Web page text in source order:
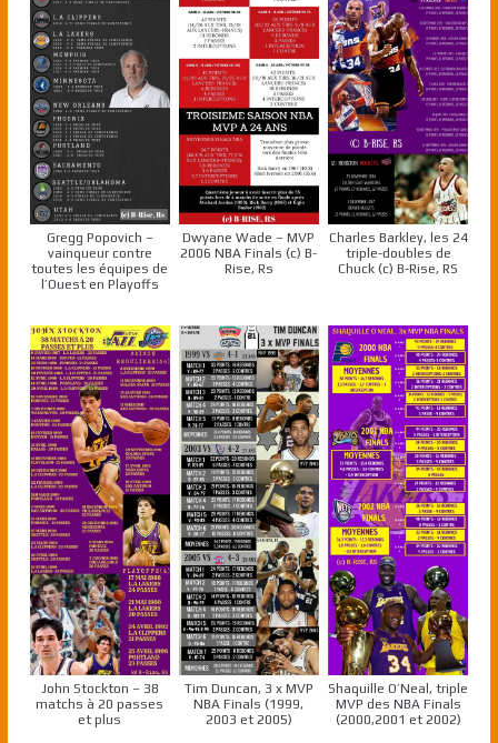
Gregg Popovich –
vainqueur contre
toutes les équipes de
l’Ouest en Playoffs
Dwyane Wade – MVP
2006 NBA Finals (c) B-
Rise, Rs
Charles Barkley, les 24
triple-doubles de
Chuck (c) B-Rise, RS
John Stockton – 38
matchs à 20 passes
et plus
Tim Duncan, 3 x MVP
NBA Finals (1999,
2003 et 2005)
Shaquille O’Neal, triple
MVP des NBA Finals
(2000,2001 et 2002)